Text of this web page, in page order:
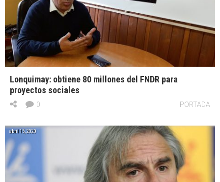
Lonquimay: obtiene 80 millones del FNDR para
proyectos sociales
PORTADA
0
abril 15, 2020